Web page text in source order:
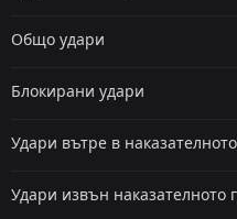
Общо удари
Блокирани удари
Удари вътре в
Удари извън наказателното